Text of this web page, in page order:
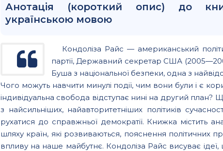
Анотація (короткий опис) до
українською мовою
Кондоліза Райс — американський
партії, Державний секретар США
Буша з національної безпеки, одна з
Чого можуть навчити минулі події, чим вони були і є
індивідуальна свобода відступає нині на другий
з найсильніших, найавторитетніших політиків
рухатися до справжньої демократії. Книжка містить
шляху країн, які розвиваються, пояснення політичних
впливу на наше майбутнє. Кондоліза Райс висуває ідеї,